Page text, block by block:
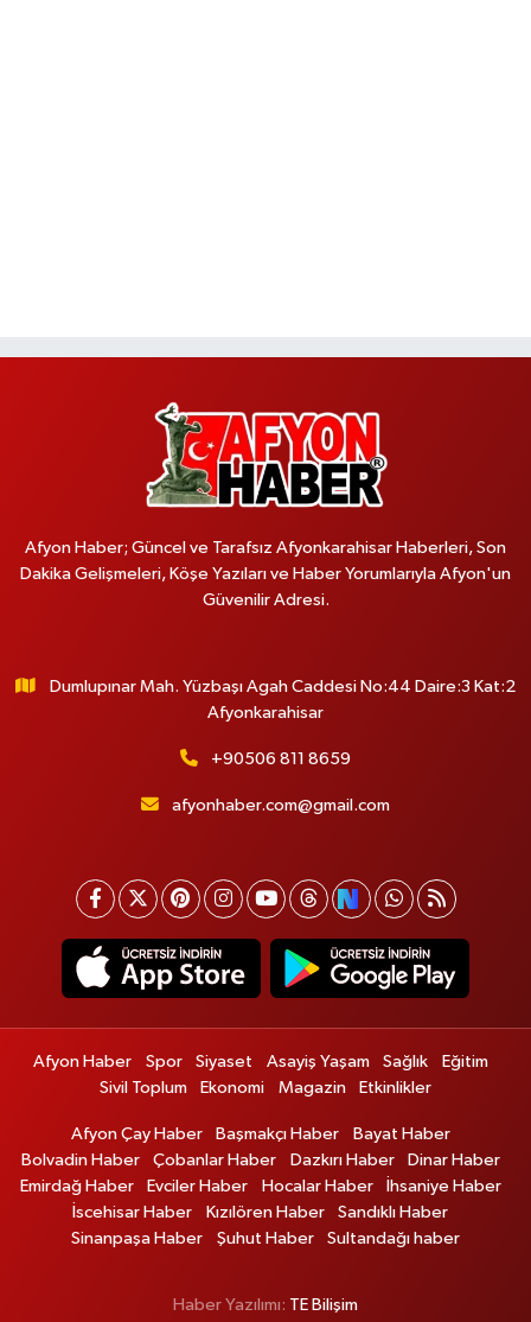
Afyon Haber; Güncel ve Tarafsız Afyonkarahisar Haberleri, Son
Dakika Gelişmeleri, Köşe Yazıları ve Haber Yorumlarıyla Afyon'un
Güvenilir Adresi.
Dumlupınar Mah. Yüzbaşı Agah Caddesi No:44 Daire:3 Kat:2
Afyonkarahisar
+90506 811 8659
afyonhaber.com@gmail.com
Afyon Haber Spor Siyaset Asayiş Yaşam Sağlık
Eğitim
Sivil Toplum
Ekonomi Magazin Etkinlikler
Afyon Çay Haber Başmakçı Haber
Bayat Haber
Bolvadin Haber
Çobanlar Haber Dazkırı Haber
Dinar Haber
Emirdağ Haber
Evciler Haber Hocalar Haber
İhsaniye Haber
İscehisar Haber
Kızılören Haber
Sandıklı Haber
Sinanpaşa Haber
Şuhut Haber Sultandağı haber
Haber Yazılımı: TE Bilişim